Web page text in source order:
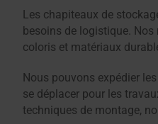
Les chapiteaux de
besoins de logistique.
coloris et matériaux
Nous pouvons expédier
se déplacer pour les
techniques de montage,